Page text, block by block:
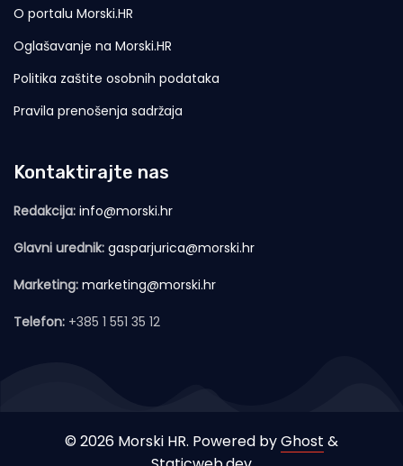
O portalu Morski.HR
Oglašavanje na Morski.HR
Politika zaštite osobnih podataka
Pravila prenošenja sadržaja
Kontaktirajte nas
Redakcija: info@morski.hr
Glavni urednik: gasparjurica@morski.hr
Marketing: marketing@morski.hr
Telefon: +385 1 551 35 12
© 2026 Morski HR. Powered byGhost &